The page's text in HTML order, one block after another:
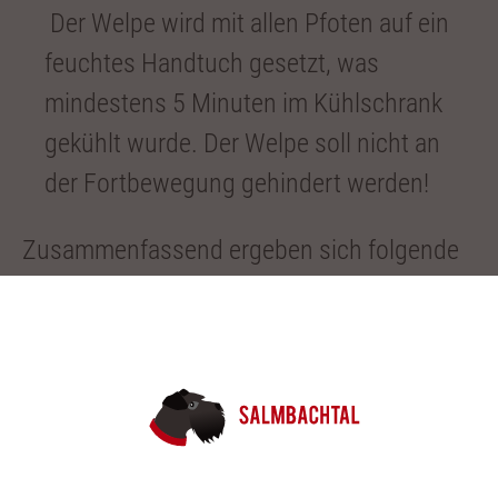
Der Welpe wird mit allen Pfoten auf ein
feuchtes Handtuch gesetzt, was
mindestens 5 Minuten im Kühlschrank
gekühlt wurde. Der Welpe soll nicht an
der Fortbewegung gehindert werden!
Zusammenfassend ergeben sich folgende
Herzschläge
stärkere Nebennieren